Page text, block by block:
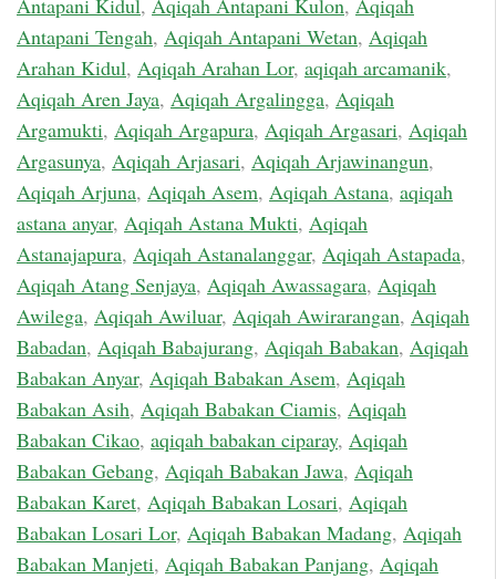
Antapani Kidul, Aqiqah Antapani Kulon, Aqiqah
Antapani Tengah, Aqiqah Antapani Wetan, Aqiqah
Arahan Kidul, Aqiqah Arahan Lor, aqiqah arcamanik,
Aqiqah Aren Jaya, Aqiqah Argalingga, Aqiqah
Argamukti, Aqiqah Argapura, Aqiqah Argasari, Aqiqah
Argasunya, Aqiqah Arjasari, Aqiqah Arjawinangun,
Aqiqah Arjuna, Aqiqah Asem, Aqiqah Astana, aqiqah
astana anyar, Aqiqah Astana Mukti, Aqiqah
Astanajapura, Aqiqah Astanalanggar, Aqiqah Astapada,
Aqiqah Atang Senjaya, Aqiqah Awassagara, Aqiqah
Awilega, Aqiqah Awiluar, Aqiqah Awirarangan, Aqiqah
Babadan, Aqiqah Babajurang, Aqiqah Babakan, Aqiqah
Babakan Anyar, Aqiqah Babakan Asem, Aqiqah
Babakan Asih, Aqiqah Babakan Ciamis, Aqiqah
Babakan Cikao, aqiqah babakan ciparay, Aqiqah
Babakan Gebang, Aqiqah Babakan Jawa, Aqiqah
Babakan Karet, Aqiqah Babakan Losari, Aqiqah
Babakan Losari Lor, Aqiqah Babakan Madang, Aqiqah
Babakan Manjeti, Aqiqah Babakan Panjang, Aqiqah